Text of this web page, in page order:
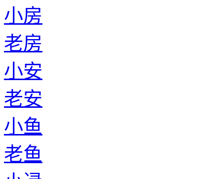
小房
老房
小安
老安
小鱼
老鱼